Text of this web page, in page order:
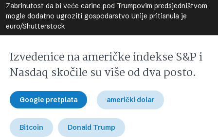
Zabrinutost da bi veće carine pod Trumpovim predsjedništvom
mogle dodatno ugroziti gospodarstvo Unije pritisnula je
euro/Shutterstock
Izvedenice na američke indekse S&P i
Nasdaq skočile su više od dva posto.
Google pretplata američki dolar
Bitcoin Donald Trump